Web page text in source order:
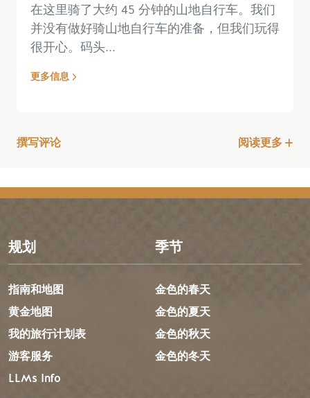
在这里骑了大约 45 分钟的山地自行车。我们
并没有做好骑山地自行车的准备，但我们玩得
很开心。码头...
更多信息
撰写评论 阅读更多
规划
指南和地图
黄金地图
我的旅行计划表
游客服务
LLMs Info
季节
金色的春天
金色的夏天
金色的秋天
金色的冬天